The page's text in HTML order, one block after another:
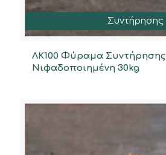
Συντήρησης
ΛΚ100 Φύραμα Συντήρησης
Νιφαδοποιημένη 30kg